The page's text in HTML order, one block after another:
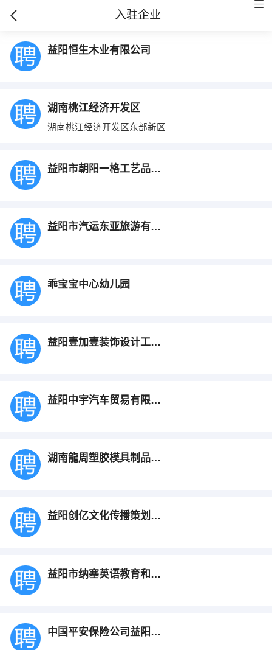
入驻企业
益阳恒生木业有限公司
湖南桃江经济开发区
湖南桃江经济开发区东部新区
益阳市朝阳一格工艺品有限公司
益阳市汽运东亚旅游有限公司
乖宝宝中心幼儿园
益阳壹加壹装饰设计工程有限公司
益阳中宇汽车贸易有限公司
湖南龍周塑胶模具制品有限公司
益阳创亿文化传播策划有限公司
益阳市纳塞英语教育和竹文化咨询有限公司
中国平安保险公司益阳中心支公司